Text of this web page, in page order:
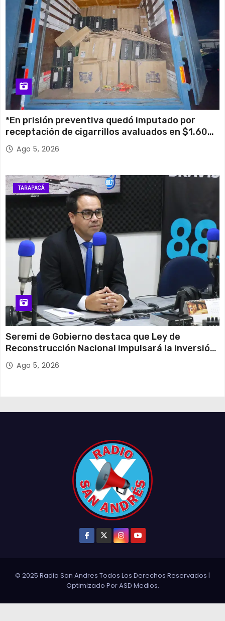
*En prisión preventiva quedó imputado por
receptación de cigarrillos avaluados en $1.600
millones*
Ago 5, 2026
TARAPACÁ
Seremi de Gobierno destaca que Ley de
Reconstrucción Nacional impulsará la inversión
y el empleo en Tarapacá
Ago 5, 2026
© 2025 Radio San Andres Todos Los Derechos Reservados |
Optimizado PorASD Medios.